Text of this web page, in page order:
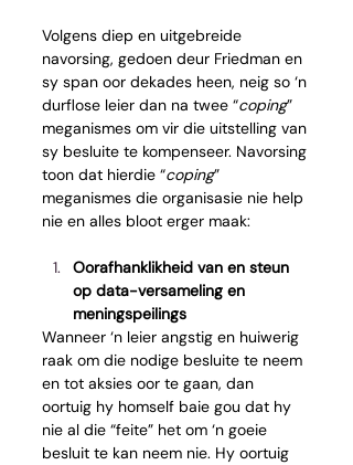
Volgens diep en uitgebreide
navorsing, gedoen deur Friedman en
sy span oor dekades heen, neig so ‘n
durflose leier dan na twee “coping”
meganismes om vir die uitstelling van
sy besluite te kompenseer. Navorsing
toon dat hierdie “coping”
meganismes die organisasie nie help
nie en alles bloot erger maak:
Oorafhanklikheid van en steun
op data-versameling en
meningspeilings
Wanneer ‘n leier angstig en huiwerig
raak om die nodige besluite te neem
en tot aksies oor te gaan, dan
oortuig hy homself baie gou dat hy
nie al die “feite” het om ‘n goeie
besluit te kan neem nie. Hy oortuig